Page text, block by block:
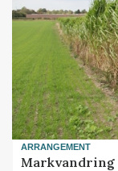
ARRANGEMENT
Markvandring